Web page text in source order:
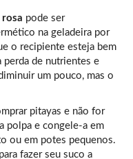
pode ser
na geladeira por
o recipiente esteja bem
perda de nutrientes e
um pouco, mas o
pitayas e não for
polpa e congele-a em
ou em potes pequenos.
fazer seu suco a